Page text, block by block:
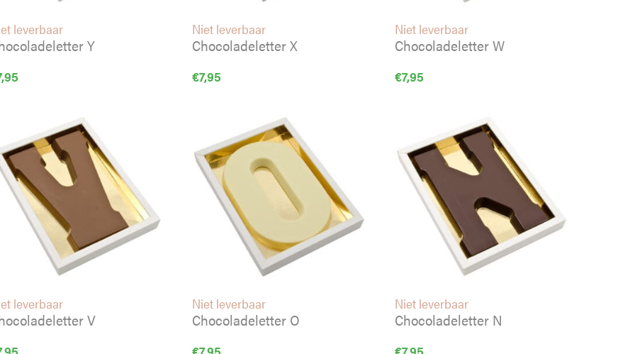
leverbaar
Y
Niet leverbaar
Chocoladeletter X
€7,95
Niet leverbaar
Chocoladeletter W
€7,95
leverbaar
V
Niet leverbaar
Chocoladeletter O
Niet leverbaar
Chocoladeletter N